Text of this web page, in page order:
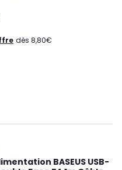
dès 8,80€
BASEUS USB-